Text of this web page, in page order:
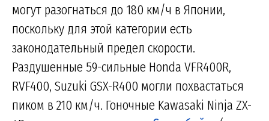
могут разогнаться до 180 км/ч в Японии,
поскольку для этой категории есть
законодательный предел скорости.
Раздушенные 59-сильные Honda VFR400R,
RVF400, Suzuki GSX-R400 могли похвастаться
пиком в 210 км/ч. Гоночные Kawasaki Ninja ZX-